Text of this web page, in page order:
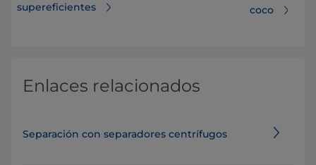
supereficientes
coco
Enlaces relacionados
Separación con separadores centrífugos